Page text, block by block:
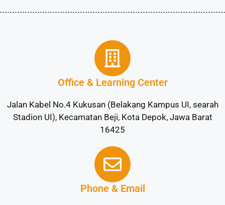
Office & Learning Center
Jalan Kabel No.4 Kukusan (Belakang Kampus UI, searah
Stadion UI), Kecamatan Beji, Kota Depok, Jawa Barat
16425
Phone & Email